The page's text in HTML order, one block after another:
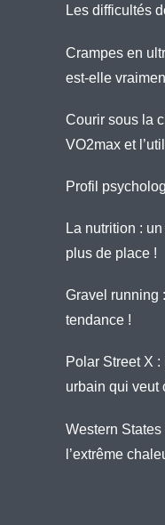
Les difficultés
Crampes en
est-elle
Courir sous la
VO2max et
Profil
La nutrition :
plus de place !
Gravel running
tendance !
Polar Street X
urbain qui veut
Western
l’extrême